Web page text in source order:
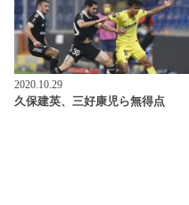
2020.10.29
久保建英、三好康児ら無得点